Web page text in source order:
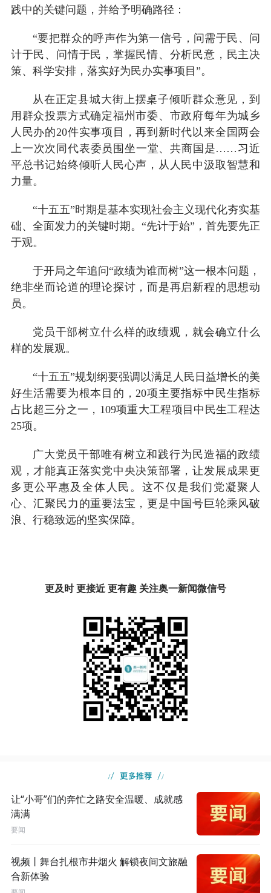
践中的关键问题，并给予明确路径：
“要把群众的呼声作为第一信号，问需于民、问
计于民、问情于民，掌握民情、分析民意，民主决
策、科学安排，落实好为民办实事项目”。
从在正定县城大街上摆桌子倾听群众意见，到
用群众投票方式确定福州市委、市政府每年为城乡
人民办的20件实事项目，再到新时代以来全国两会
上一次次同代表委员围坐一堂、共商国是……习近
平总书记始终倾听人民心声，从人民中汲取智慧和
力量。
“十五五”时期是基本实现社会主义现代化夯实基
础、全面发力的关键时期。“先计于始”，首先要先正
于观。
于开局之年追问“政绩为谁而树”这一根本问题，
绝非坐而论道的理论探讨，而是再启新程的思想动
员。
党员干部树立什么样的政绩观，就会确立什么
样的发展观。
“十五五”规划纲要强调以满足人民日益增长的美
好生活需要为根本目的，20项主要指标中民生指标
占比超三分之一，109项重大工程项目中民生工程达
25项。
广大党员干部唯有树立和践行为民造福的政绩
观，才能真正落实党中央决策部署，让发展成果更
多更公平惠及全体人民。这不仅是我们党凝聚人
心、汇聚民力的重要法宝，更是中国号巨轮乘风破
浪、行稳致远的坚实保障。
更及时 更接近 更有趣 关注奥一新闻微信号
让“小哥”们的奔忙之路安全温暖、成就感
满满
要闻
视频丨舞台扎根市井烟火 解锁夜间文旅融
合新体验